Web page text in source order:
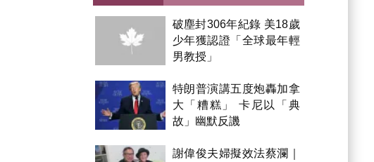
破塵封306年紀錄 美18歲
少年獲認證「全球最年輕
男教授」
特朗普演講五度炮轟加拿
大「糟糕」 卡尼以「典
故」幽默反譏
謝偉俊夫婦擬效法蔡瀾｜